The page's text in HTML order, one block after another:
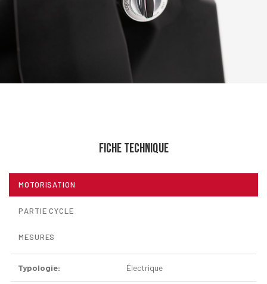
FICHE TECHNIQUE
MOTORISATION
PARTIE CYCLE
MESURES
Typologie: Électrique